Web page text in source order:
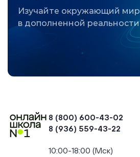
Изучайте окружающий мир
в дополненной реальности
8 (800) 600-43-02
8 (936) 559-43-22
10:00-18:00 (Мск)